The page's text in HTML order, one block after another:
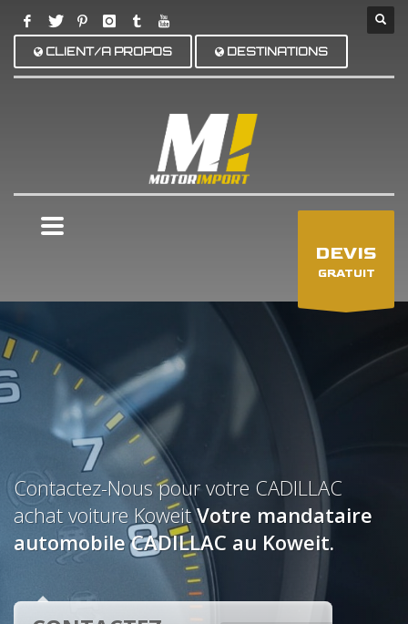
CLIENT/A PROPOS DESTINATIONS
DEVIS
GRATUIT
Contactez-Nous pour votre CADILLAC
achat voiture KoweitVotre mandataire
automobile CADILLAC au Koweit.